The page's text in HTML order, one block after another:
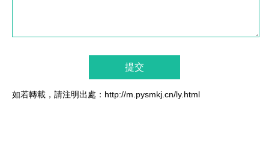
如若轉載，請注明出處：http://m.pysmkj.cn/ly.html